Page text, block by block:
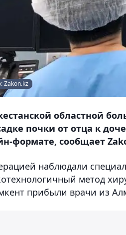
Zakon.kz
областной
почки от отца к
формате, сообщает
наблюдали
метод
прибыли врачи из